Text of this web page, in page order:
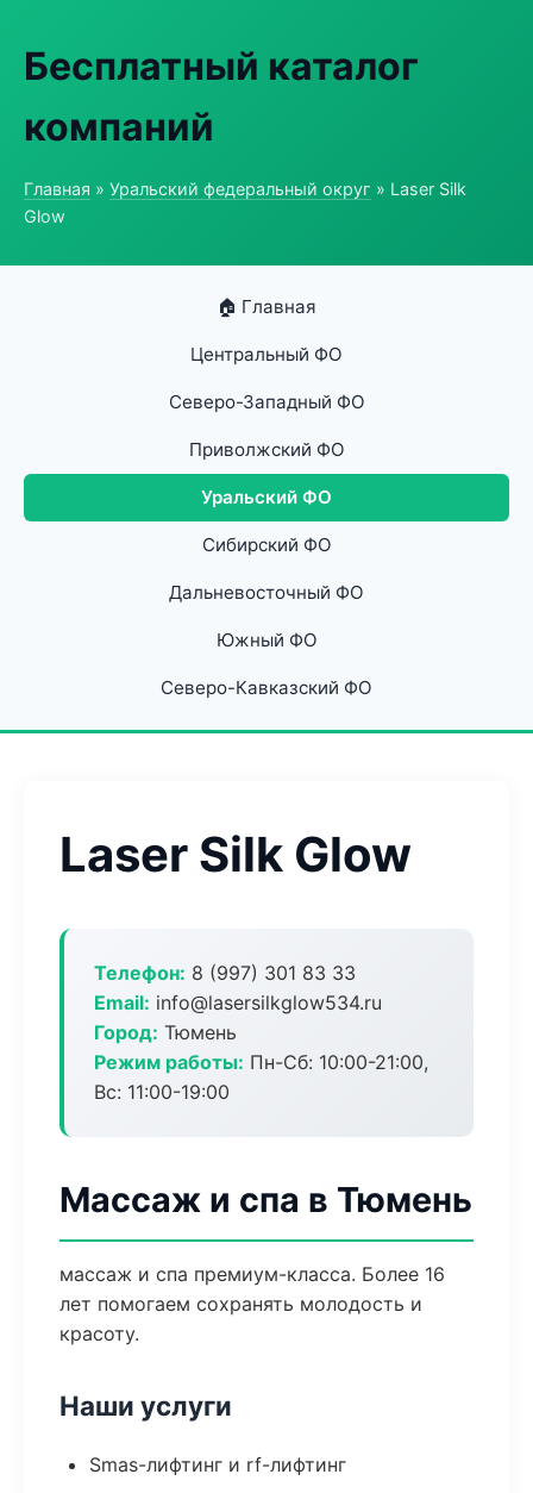
Бесплатный каталог
компаний
Главная » Уральский федеральный округ » Laser Silk
Glow
🏠 Главная
Центральный ФО
Северо-Западный ФО
Приволжский ФО
Уральский ФО
Сибирский ФО
Дальневосточный ФО
Южный ФО
Северо-Кавказский ФО
Laser Silk Glow
Телефон: 8 (997) 301 83 33
Email: info@lasersilkglow534.ru
Город: Тюмень
Режим работы: Пн-Сб: 10:00-21:00,
Вс: 11:00-19:00
Массаж и спа в Тюмень
массаж и спа премиум-класса. Более 16
лет помогаем сохранять молодость и
красоту.
Наши услуги
Smas-лифтинг и rf-лифтинг